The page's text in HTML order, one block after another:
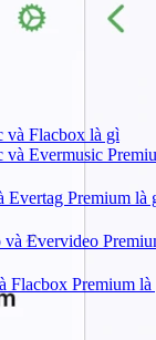
và Flacbox là gì
Evermusic
Evertag Premium là
Evervideo
Flacbox Premium là